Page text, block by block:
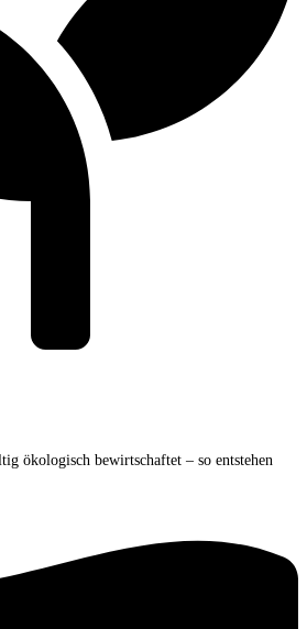
ökologisch bewirtschaftet – so entstehen